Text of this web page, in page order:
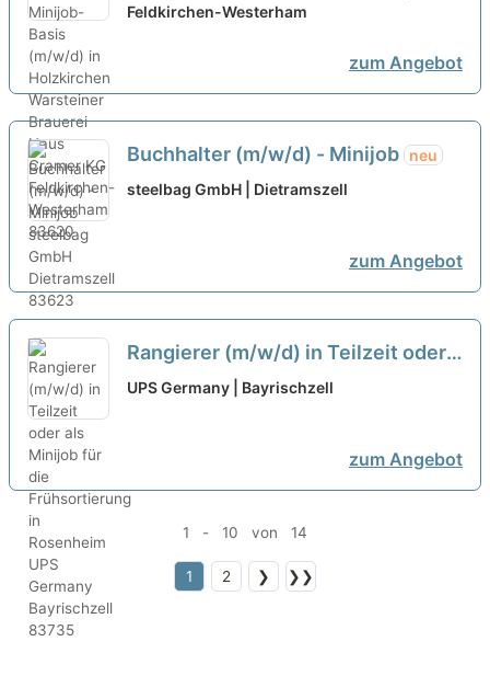
Feldkirchen-Westerham
zum Angebot
Buchhalter (m/w/d) - Minijob neu
steelbag GmbH | Dietramszell
zum Angebot
Rangierer (m/w/d) in Teilzeit oder
als Minijob für die Frühsortierung
UPS Germany | Bayrischzell
zum Angebot
1 - 10 von 14
1 2 ❯ ❯❯